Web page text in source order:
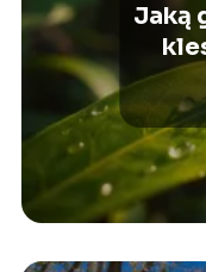
Jaką